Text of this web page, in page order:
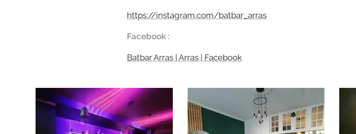
https://instagram.com/batbar_arras
Facebook :
Batbar Arras | Arras | Facebook